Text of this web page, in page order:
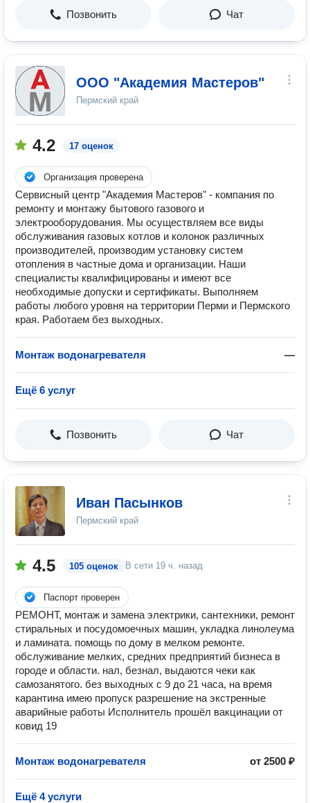
Позвонить Чат
ООО "Академия Мастеров"
Пермский край
4.2 17 оценок
Организация проверена
Сервисный центр "Академия Мастеров" - компания по
ремонту и монтажу бытового газового и
электрооборудования. Мы осуществляем все виды
обслуживания газовых котлов и колонок различных
производителей, производим установку систем
отопления в частные дома и организации. Наши
специалисты квалифицированы и имеют все
необходимые допуски и сертификаты. Выполняем
работы любого уровня на территории Перми и Пермского
края. Работаем без выходных.
Монтаж водонагревателя —
Ещё 6 услуг
Позвонить Чат
Иван Пасынков
Пермский край
4.5 105 оценок В сети 19 ч. назад
Паспорт проверен
РЕМОНТ, монтаж и замена электрики, сантехники, ремонт
стиральных и посудомоечных машин, укладка линолеума
и ламината. помощь по дому в мелком ремонте.
обслуживание мелких, средних предприятий бизнеса в
городе и области. нал, безнал, выдаются чеки как
самозанятого. без выходных с 9 до 21 часа, на время
карантина имею пропуск разрешение на экстренные
аварийные работы Исполнитель прошёл вакцинации от
ковид 19
Монтаж водонагревателя от 2500 ₽
Ещё 4 услуги